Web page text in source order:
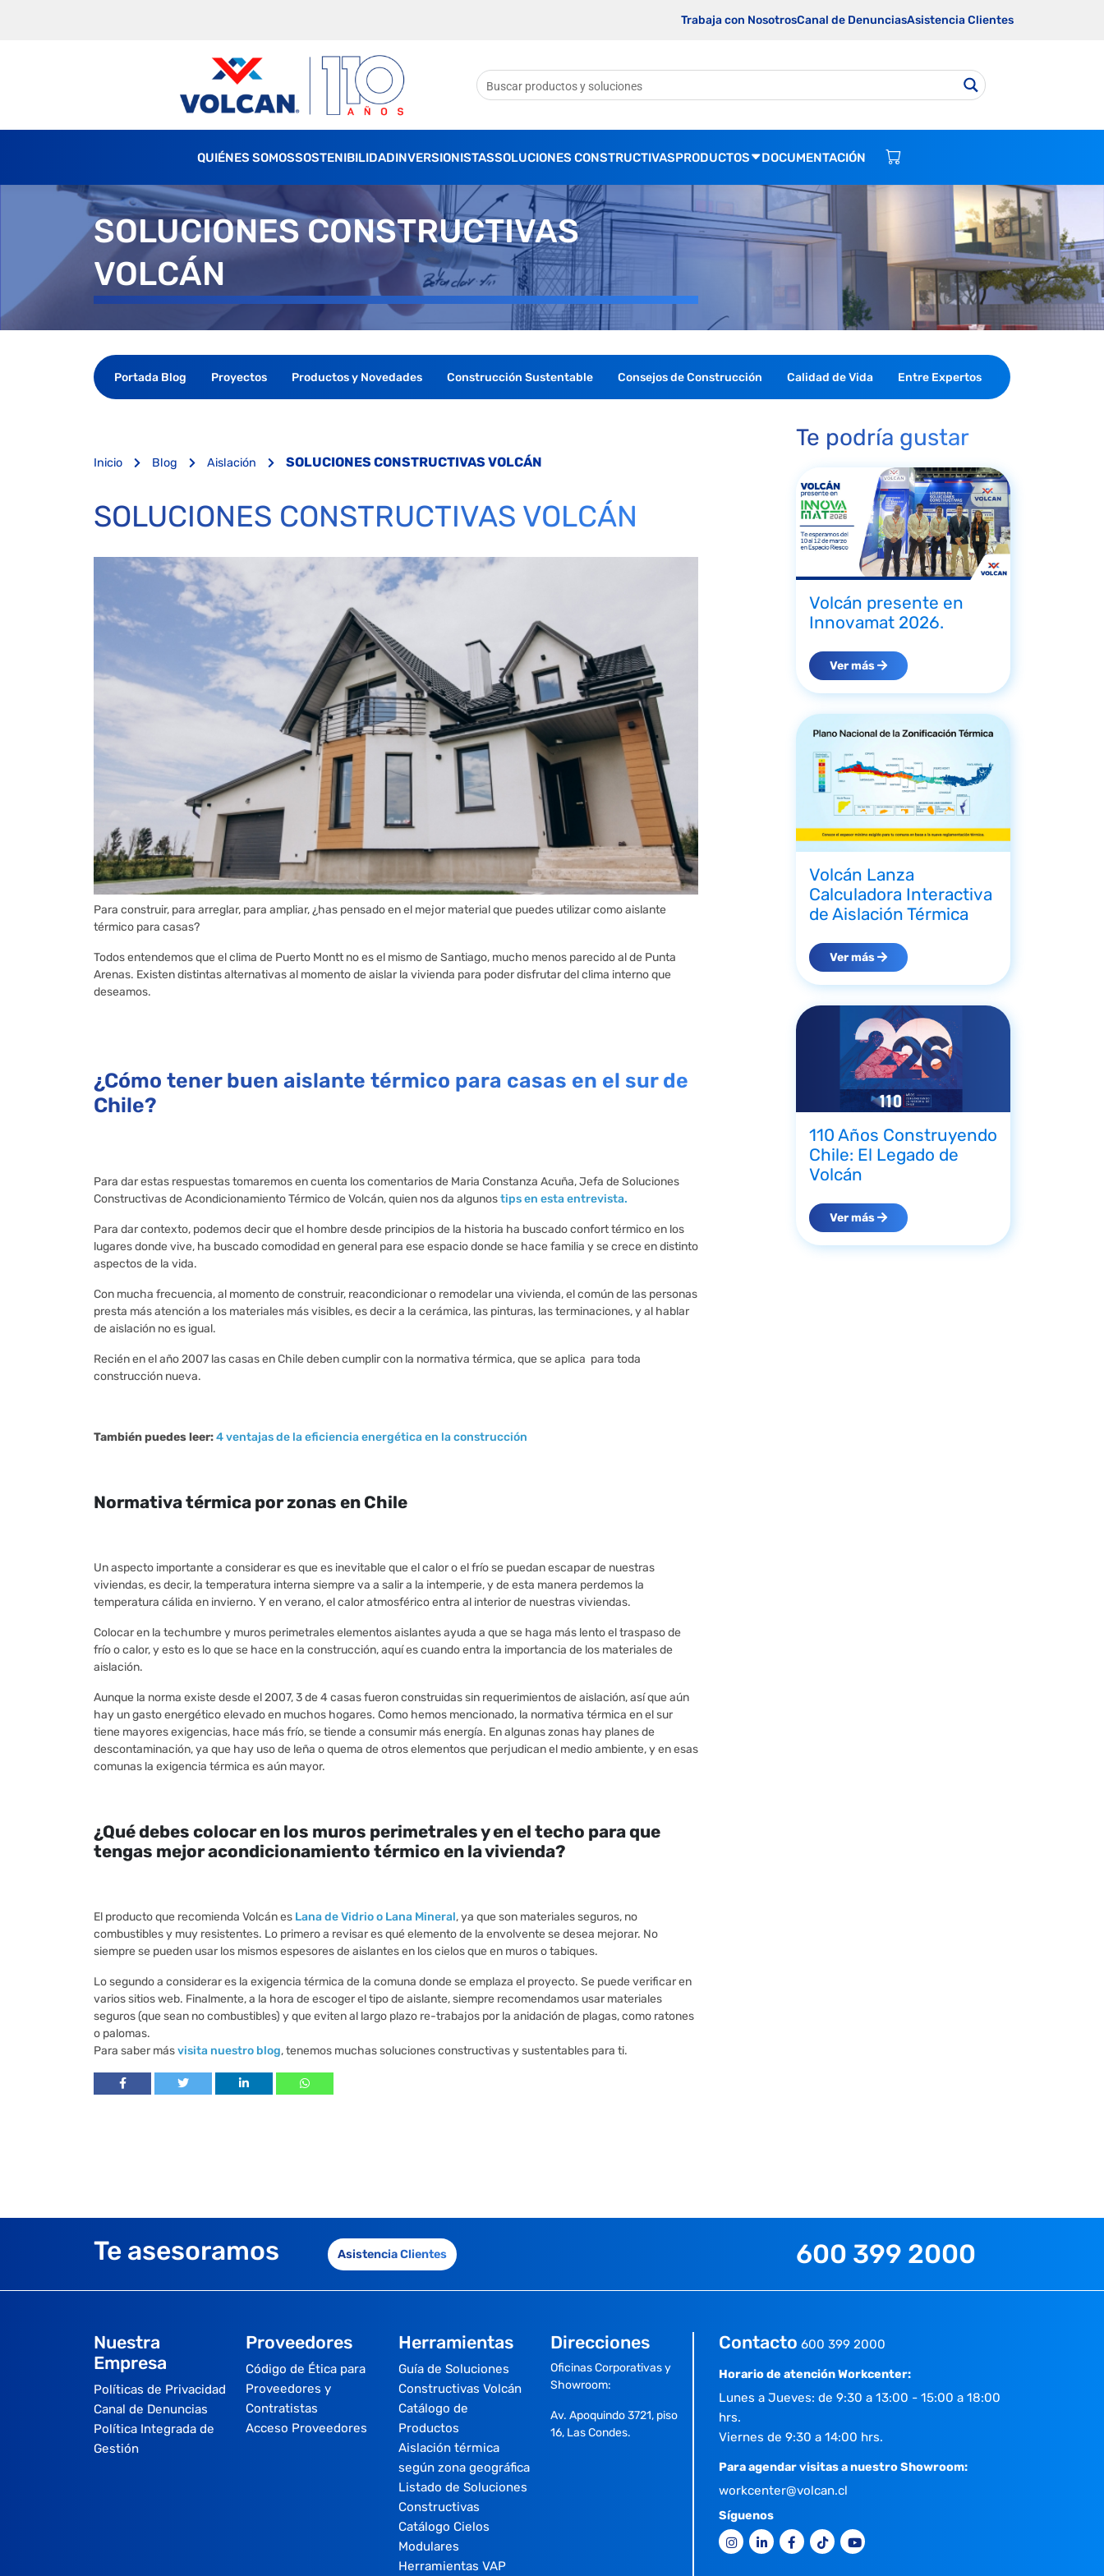
Trabaja con NosotrosCanal de DenunciasAsistencia Clientes
QUIÉNES SOMOSSOSTENIBILIDADINVERSIONISTASSOLUCIONES CONSTRUCTIVASPRODUCTOS DOCUMENTACIÓN
SOLUCIONES CONSTRUCTIVAS
VOLCÁN
Portada Blog Proyectos Productos y Novedades Construcción Sustentable Consejos de Construcción Calidad de Vida Entre Expertos
Inicio Blog Aislación SOLUCIONES CONSTRUCTIVAS VOLCÁN
SOLUCIONES CONSTRUCTIVAS VOLCÁN
Para construir, para arreglar, para ampliar, ¿has pensado en el mejor material que puedes utilizar como aislante
térmico para casas?
Todos entendemos que el clima de Puerto Montt no es el mismo de Santiago, mucho menos parecido al de Punta
Arenas. Existen distintas alternativas al momento de aislar la vivienda para poder disfrutar del clima interno que
deseamos.
¿Cómo tener buen aislante térmico para casas en el sur de
Chile?
Para dar estas respuestas tomaremos en cuenta los comentarios de Maria Constanza Acuña, Jefa de Soluciones
Constructivas de Acondicionamiento Térmico de Volcán, quien nos da algunostips en esta entrevista.
Para dar contexto, podemos decir que el hombre desde principios de la historia ha buscado confort térmico en los
lugares donde vive, ha buscado comodidad en general para ese espacio donde se hace familia y se crece en distinto
aspectos de la vida.
Con mucha frecuencia, al momento de construir, reacondicionar o remodelar una vivienda, el común de las personas
presta más atención a los materiales más visibles, es decir a la cerámica, las pinturas, las terminaciones, y al hablar
de aislación no es igual.
Recién en el año 2007 las casas en Chile deben cumplir con la normativa térmica, que se aplica para toda
construcción nueva.
También puedes leer:4 ventajas de la eficiencia energética en la construcción
Normativa térmica por zonas en Chile
Un aspecto importante a considerar es que es inevitable que el calor o el frío se puedan escapar de nuestras
viviendas, es decir, la temperatura interna siempre va a salir a la intemperie, y de esta manera perdemos la
temperatura cálida en invierno. Y en verano, el calor atmosférico entra al interior de nuestras viviendas.
Colocar en la techumbre y muros perimetrales elementos aislantes ayuda a que se haga más lento el traspaso de
frío o calor, y esto es lo que se hace en la construcción, aquí es cuando entra la importancia de los materiales de
aislación.
Aunque la norma existe desde el 2007, 3 de 4 casas fueron construidas sin requerimientos de aislación, así que aún
hay un gasto energético elevado en muchos hogares. Como hemos mencionado, la normativa térmica en el sur
tiene mayores exigencias, hace más frío, se tiende a consumir más energía. En algunas zonas hay planes de
descontaminación, ya que hay uso de leña o quema de otros elementos que perjudican el medio ambiente, y en esas
comunas la exigencia térmica es aún mayor.
¿Qué debes colocar en los muros perimetrales y en el techo para que
tengas mejor acondicionamiento térmico en la vivienda?
El producto que recomienda Volcán es Lana de Vidrio o Lana Mineral, ya que son materiales seguros, no
combustibles y muy resistentes. Lo primero a revisar es qué elemento de la envolvente se desea mejorar. No
siempre se pueden usar los mismos espesores de aislantes en los cielos que en muros o tabiques.
Lo segundo a considerar es la exigencia térmica de la comuna donde se emplaza el proyecto. Se puede verificar en
varios sitios web. Finalmente, a la hora de escoger el tipo de aislante, siempre recomendamos usar materiales
seguros (que sean no combustibles) y que eviten al largo plazo re-trabajos por la anidación de plagas, como ratones
o palomas.
Para saber másvisita nuestro blog, tenemos muchas soluciones constructivas y sustentables para ti.
Te podría gustar
Volcán presente en
Innovamat 2026.
Ver más
Volcán Lanza
Calculadora Interactiva
de Aislación Térmica
Ver más
110 Años Construyendo
Chile: El Legado de
Volcán
Ver más
Te asesoramos Asistencia Clientes 600 399 2000
Nuestra
Empresa
Políticas de Privacidad
Canal de Denuncias
Política Integrada de
Gestión
Proveedores
Código de Ética para
Proveedores y
Contratistas
Acceso Proveedores
Herramientas
Guía de Soluciones
Constructivas Volcán
Catálogo de
Productos
Aislación térmica
según zona geográfica
Listado de Soluciones
Constructivas
Catálogo Cielos
Modulares
Herramientas VAP
Direcciones
Oficinas Corporativas y
Showroom:
Av. Apoquindo 3721, piso
16, Las Condes.
Contacto 600 399 2000
Horario de atención Workcenter:
Lunes a Jueves: de 9:30 a 13:00 - 15:00 a 18:00
hrs.
Viernes de 9:30 a 14:00 hrs.
Para agendar visitas a nuestro Showroom:
workcenter@volcan.cl
Síguenos